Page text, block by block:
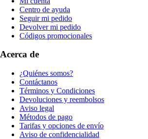
Centro de ayuda
Seguir mi pedido
Devolver mi pedido
Códigos promocionales
Acerca de
¿Quiénes somos?
Contáctanos
Términos y Condiciones
Devoluciones y reembolsos
Aviso legal
Métodos de pago
Tarifas y opciones de envío
Aviso de confidencialidad